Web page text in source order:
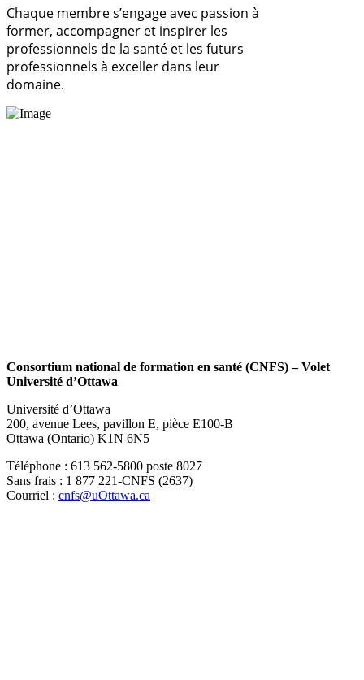
Chaque membre s’engage avec passion à
former, accompagner et inspirer les
professionnels de la santé et les futurs
professionnels à exceller dans leur
domaine.
Consortium national de formation en santé (CNFS) – Volet
Université d’Ottawa
Université d’Ottawa
200, avenue Lees, pavillon E, pièce E100-B
Ottawa (Ontario) K1N 6N5
Téléphone : 613 562-5800 poste 8027
Sans frais : 1 877 221-CNFS (2637)
Courriel : cnfs@uOttawa.ca